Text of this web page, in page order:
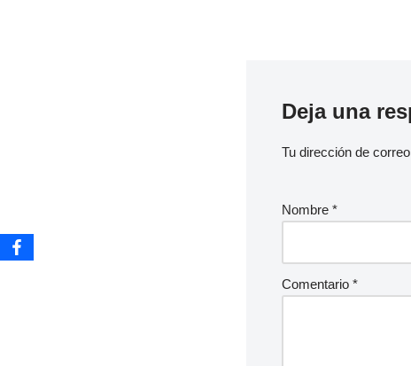
Deja una
Tu dirección de
Nombre *
Comentario *